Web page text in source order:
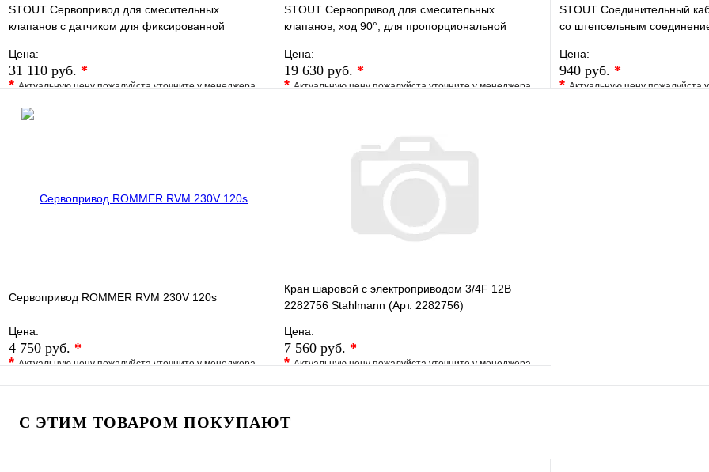
STOUT Сервопривод для смесительных
клапанов с датчиком для фиксированной
Цена:
31 110 руб. *
*Актуальную цену пожалуйста уточните у менеджера
В избранное
STOUT Сервопривод для смесительных
клапанов, ход 90°, для пропорциональной
Цена:
19 630 руб. *
*Актуальную цену пожалуйста уточните у менеджера
В корзину
STOUT Соединительный
со штепсельным
Цена:
940 руб. *
*Актуальную цену пожалуйста
Сервопривод ROMMER RVM 230V 120s
Цена:
4 750 руб. *
*Актуальную цену пожалуйста уточните у менеджера
В избранное Сравнение
В корзину
Кран шаровой с электроприводом 3/4F 12В
2282756 Stahlmann (Арт. 2282756)
Цена:
7 560 руб. *
*Актуальную цену пожалуйста уточните у менеджера
В избранное Сравнение
В корзину
С ЭТИМ ТОВАРОМ ПОКУПАЮТ